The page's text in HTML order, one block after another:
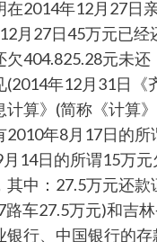
在2014年12月27日
月27日45万元已经
欠404.825.28元未还
(2014年12月31日《
计算》(简称《计算
2010年8月17日的所
14日的所谓15万
其中：27.5万元还款
路车27.5万元)和吉
银行、中国银行的